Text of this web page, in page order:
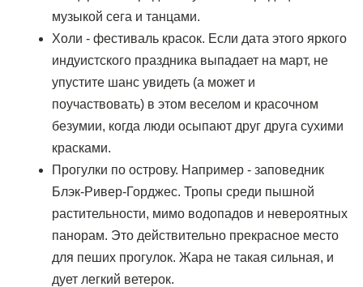
музыкой сега и танцами.
Холи - фестиваль красок. Если дата этого яркого
индуистского праздника выпадает на март, не
упустите шанс увидеть (а может и
поучаствовать) в этом веселом и красочном
безумии, когда люди осыпают друг друга сухими
красками.
Прогулки по острову. Например - заповедник
Блэк-Ривер-Горджес. Тропы среди пышной
растительности, мимо водопадов и невероятных
панорам. Это действительно прекрасное место
для пеших прогулок. Жара не такая сильная, и
дует легкий ветерок.